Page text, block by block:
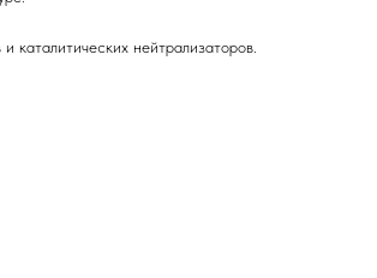
нейтрализаторов.